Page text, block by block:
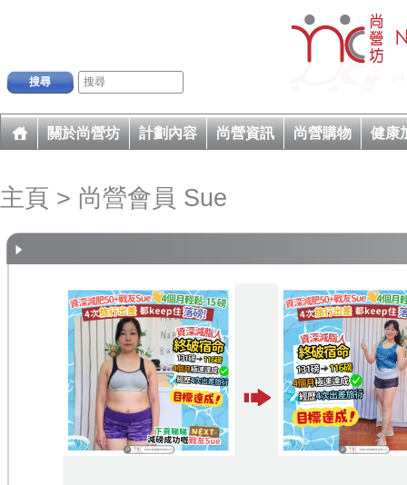
搜尋
關於尚營坊 計劃內容 尚營資訊 尚營購物 健康
主頁 > 尚營會員 Sue